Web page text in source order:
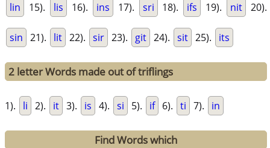
lin 15). lis 16). ins 17). sri 18). ifs 19). nit 20).
sin 21). lit 22). sir 23). git 24). sit 25). its
2 letter Words made out of triflings
1). li 2). it 3). is 4). si 5). if 6). ti 7). in
Find Words which